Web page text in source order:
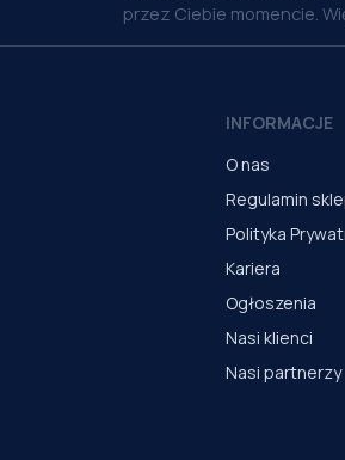
przez Ciebie momencie.
INFORMACJE
O nas
Regulamin
Polityka
Kariera
Ogłoszenia
Nasi klienci
Nasi partnerzy